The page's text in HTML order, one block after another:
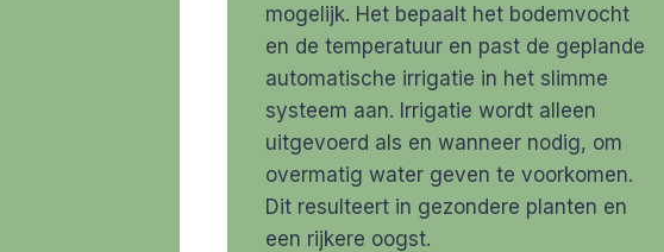
mogelijk. Het bepaalt het bodemvocht
en de temperatuur en past de geplande
automatische irrigatie in het slimme
systeem aan. Irrigatie wordt alleen
uitgevoerd als en wanneer nodig, om
overmatig water geven te voorkomen.
Dit resulteert in gezondere planten en
een rijkere oogst.